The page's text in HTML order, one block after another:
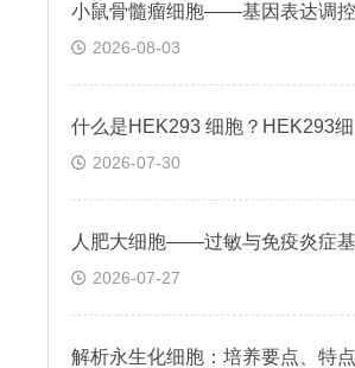
2026-08-03
2026-07-30
2026-07-27